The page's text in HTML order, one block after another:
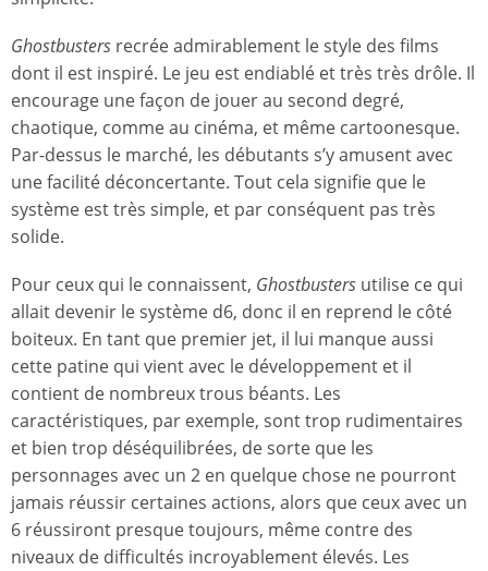
Ghostbusters recrée admirablement le style des films
dont il est inspiré. Le jeu est endiablé et très très drôle. Il
encourage une façon de jouer au second degré,
chaotique, comme au cinéma, et même cartoonesque.
Par-dessus le marché, les débutants s’y amusent avec
une facilité déconcertante. Tout cela signifie que le
système est très simple, et par conséquent pas très
solide.
Pour ceux qui le connaissent, Ghostbusters utilise ce qui
allait devenir le système d6, donc il en reprend le côté
boiteux. En tant que premier jet, il lui manque aussi
cette patine qui vient avec le développement et il
contient de nombreux trous béants. Les
caractéristiques, par exemple, sont trop rudimentaires
et bien trop déséquilibrées, de sorte que les
personnages avec un 2 en quelque chose ne pourront
jamais réussir certaines actions, alors que ceux avec un
6 réussiront presque toujours, même contre des
niveaux de difficultés incroyablement élevés. Les